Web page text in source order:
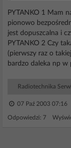
PYTANKO 1 Mam
pionowo
jest dopuszcalna i
PYTANKO 2 Czy
(pierwszy raz o
bardzo daleka np w
Radiotechnika
07 Paź 2003 07:16
Odpowiedzi: 7